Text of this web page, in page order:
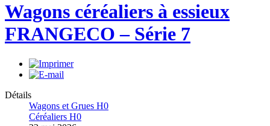
Wagons céréaliers à essieux
FRANGECO – Série 7
Détails
Wagons et Grues H0
Céréaliers H0